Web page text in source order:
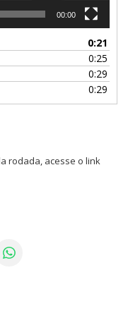
00:00
0:21
0:25
0:29
0:29
rodada, acesse o link